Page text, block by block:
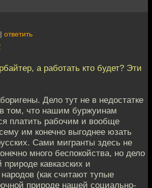
| ответить
а работать кто будет? Эти
Дело тут не в недостатке
том, что нашим буржуинам
платить рабочим и вообще
им конечно выгоднее юзать
Сами мигранты здесь не
много беспокойства, но дело
природе кавказских и
(как считают тупые
природе нашей социально-